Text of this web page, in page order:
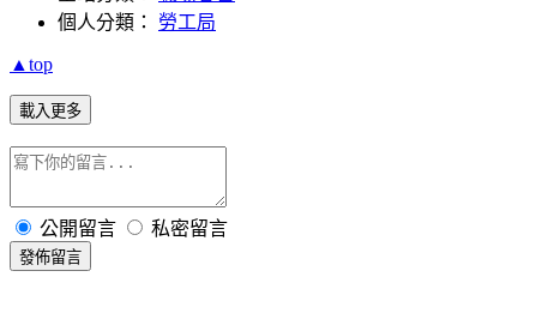
個人分類： 勞工局
▲top
載入更多
公開留言 私密留言
發佈留言